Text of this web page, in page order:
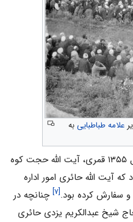
علامه طباطباییبه
در سال ۱۳۵۵ قمرى، آیت الله حجت کوه
آیت الله حائرى امور اداره
سفارش کرده بود.[۷]
چنانچه در
شیخ عبدالکریم یزدى حائرى